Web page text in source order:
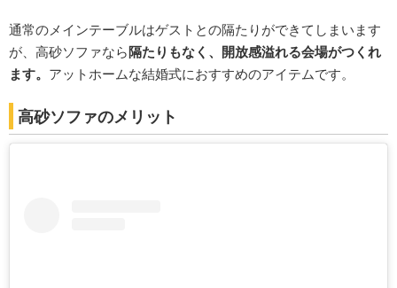
通常のメインテーブルはゲストとの隔たりができてしまいます
が、高砂ソファなら隔たりもなく、開放感溢れる会場がつくれ
ます。 アットホームな結婚式におすすめのアイテムです。
高砂ソファのメリット